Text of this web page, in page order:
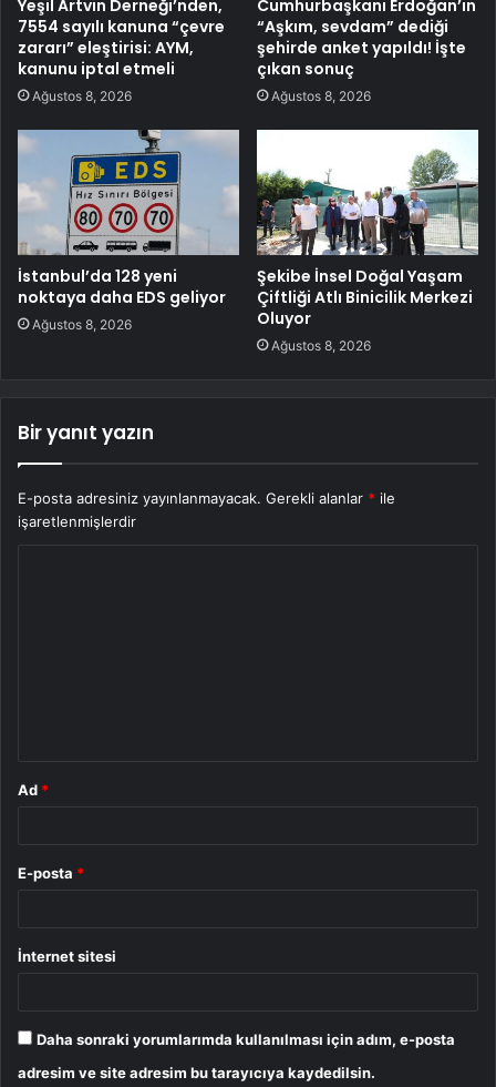
Yeşil Artvin Derneği’nden,
7554 sayılı kanuna “çevre
zararı” eleştirisi: AYM,
kanunu iptal etmeli
Ağustos 8, 2026
Cumhurbaşkanı Erdoğan’ın
“Aşkım, sevdam” dediği
şehirde anket yapıldı! İşte
çıkan sonuç
Ağustos 8, 2026
İstanbul’da 128 yeni
noktaya daha EDS geliyor
Ağustos 8, 2026
Şekibe İnsel Doğal Yaşam
Çiftliği Atlı Binicilik Merkezi
Oluyor
Ağustos 8, 2026
Bir yanıt yazın
E-posta adresiniz yayınlanmayacak. Gerekli alanlar * ile
işaretlenmişlerdir
Ad *
E-posta *
İnternet sitesi
Daha sonraki yorumlarımda kullanılması için adım, e-posta
adresim ve site adresim bu tarayıcıya kaydedilsin.